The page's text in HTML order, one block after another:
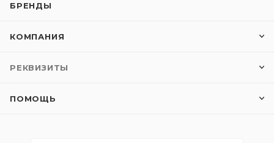
БРЕНДЫ
КОМПАНИЯ
РЕКВИЗИТЫ
ПОМОЩЬ